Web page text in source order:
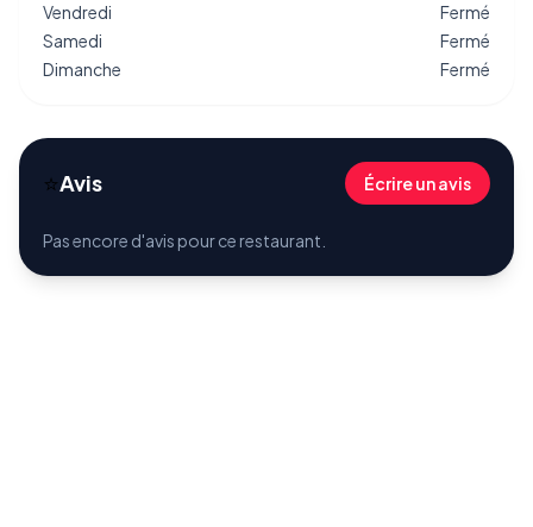
Vendredi
Fermé
Samedi
Fermé
Dimanche
Fermé
⭐Avis Écrire un avis
Pas encore d'avis pour ce restaurant.